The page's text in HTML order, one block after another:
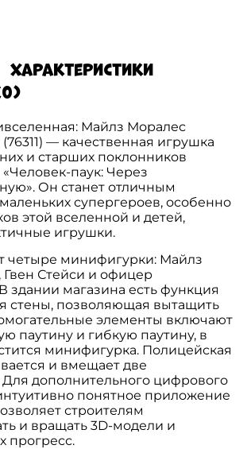
Характеристики
Майлз Моралес
— качественная игрушка
и старших поклонников
паук: Через
Он станет отличным
супергероев, особенно
этой вселенной и детей,
игрушки.
четыре минифигурки: Майлз
Гвен Стейси и офицер
магазина есть функция
стены, позволяющая вытащить
элементы включают
паутину и гибкую паутину, в
минифигурка. Полицейская
и вмещает две
дополнительного цифрового
понятное приложение
строителям
и вращать 3D-модели и
прогресс.